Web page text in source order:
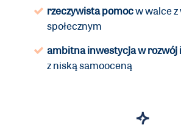
rzeczywista pomocw walce
społecznym
ambitna inwestycja w rozwój
z niską samooceną